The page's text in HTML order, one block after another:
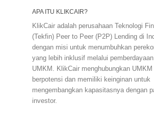
APA ITU KLIKCAIR?
KlikCair adalah perusahaan Teknologi
(Tekfin) Peer to Peer (P2P) Lending di
dengan misi untuk menumbuhkan
yang lebih inklusif melalui pemberdayaan
UMKM. KlikCair menghubungkan
berpotensi dan memiliki keinginan untuk
mengembangkan kapasitasnya dengan
investor.